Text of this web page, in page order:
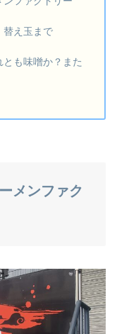
替え玉まで
も味噌か？また
メンファク